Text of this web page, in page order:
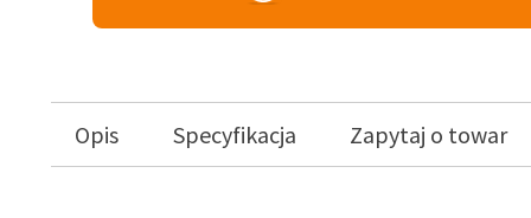
Opis Specyfikacja Zapytaj o towar